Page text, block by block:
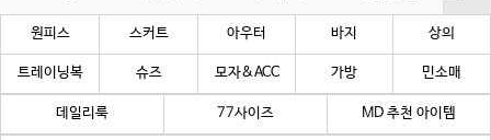
원피스 스커트 아우터 바지 상의
트레이닝복 슈즈 모자&ACC 가방 민소매
데일리룩 77사이즈 MD 추천 아이템